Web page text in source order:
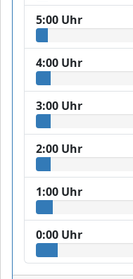
5:00 Uhr
4:00 Uhr
3:00 Uhr
2:00 Uhr
1:00 Uhr
0:00 Uhr